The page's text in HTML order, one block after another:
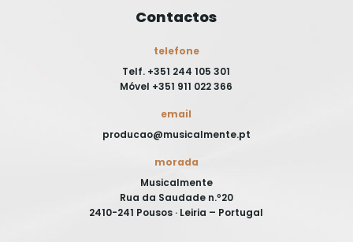
Contactos
telefone
Telf. +351 244 105 301
Móvel +351 911 022 366
email
producao@musicalmente.pt
morada
Musicalmente
Rua da Saudade n.º20
2410-241 Pousos · Leiria – Portugal